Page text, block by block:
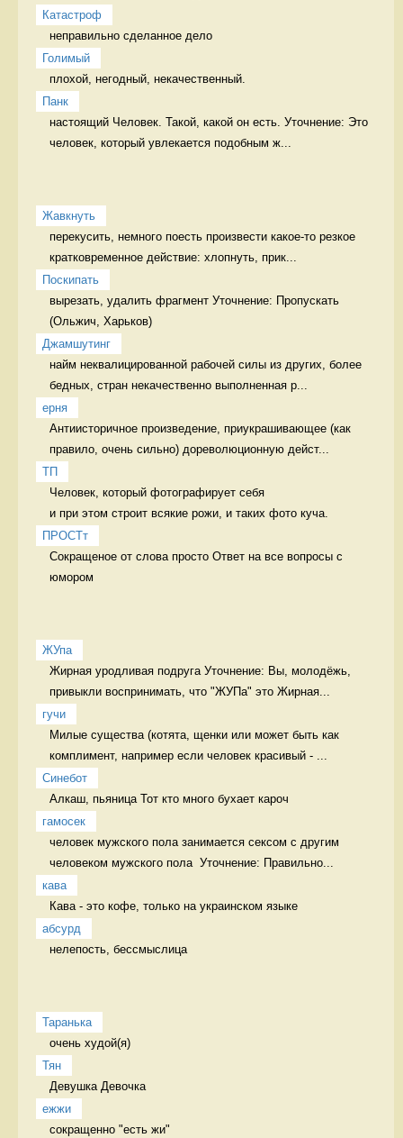
Катастроф
неправильно сделанное дело
Голимый
плохой, негодный, некачественный.
Панк
настоящий Человек. Такой, какой он есть. Уточнение: Это
человек, который увлекается подобным ж...
Жавкнуть
перекусить, немного поесть произвести какое-то резкое
кратковременное действие: хлопнуть, прик...
Поскипать
вырезать, удалить фрагмент Уточнение: Пропускать
Джамшутинг
найм неквалицированной рабочей силы из других, более
бедных, стран некачественно выполненная р...
ерня
Антиисторичное произведение, приукрашивающее (как
правило, очень сильно) дореволюционную дейст...
ТП
Человек, который фотографирует себя
и при этом строит всякие рожи, и таких фото куча.
ПРОСТт
Сокращеное от слова просто Ответ на все вопросы с
юмором
ЖУпа
Жирная уродливая подруга Уточнение: Вы, молодёжь,
привыкли воспринимать, что "ЖУПа" это Жирная...
гучи
Милые существа (котята, щенки или может быть как
комплимент, например если человек красивый - ...
Синебот
Алкаш, пьяница Тот кто много бухает кароч
гамосек
человек мужского пола занимается сексом с другим
человеком мужского пола  Уточнение: Правильно...
кава
Кава - это кофе, только на украинском языке
абсурд
нелепость, бессмыслица
Таранька
очень худой(я)
Тян
Девушка Девочка
ежжи
сокращенно "есть жи"